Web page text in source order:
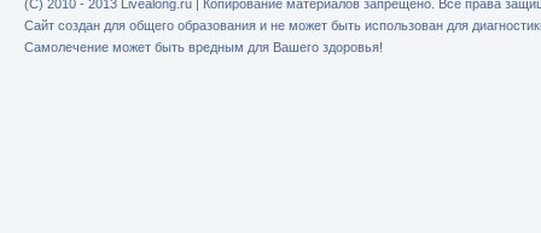
(C) 2010 - 2013 Livealong.ru | Копирование материалов запрещено. Все права
Сайт создан для общего образования и не может быть использован для
Самолечение может быть вредным для Вашего здоровья!